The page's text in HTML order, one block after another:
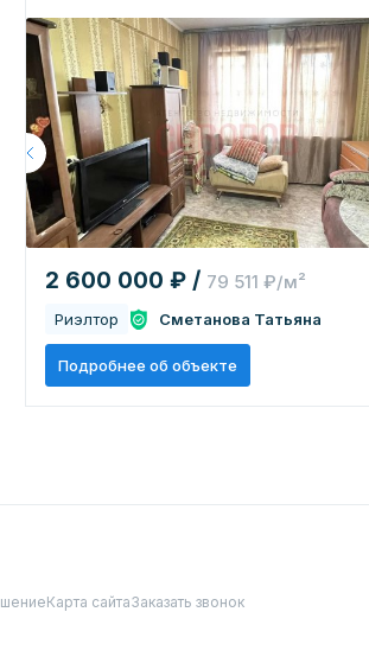
2 600 000 ₽ / 79 511 ₽/м²
Риэлтор Сметанова Татьяна
Подробнее об объекте
Карта сайтаЗаказать звонок